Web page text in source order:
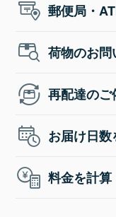
郵便局・
荷物のお
再配達のご
お届け日数
料金を計算